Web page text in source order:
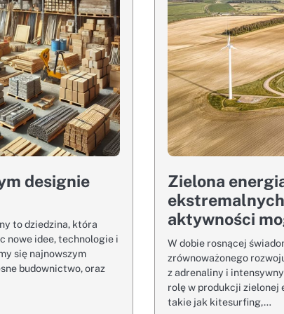
designie
to dziedzina, która
nowe idee, technologie i
się najnowszym
budownictwo, oraz
Zielona
aktywności
W dobie rosnącej
zrównoważonego
z adrenaliny i
rolę w produkcji zielonej
takie jak kitesurfing,…